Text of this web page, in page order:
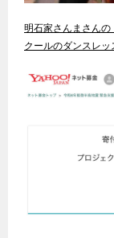
明石家さんまさん
クールのダンスレッ